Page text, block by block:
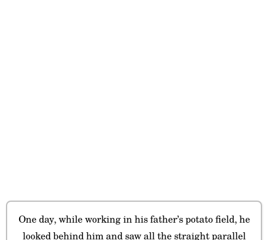
One day, while working in his father’s potato field, he
looked behind him and saw all the straight parallel